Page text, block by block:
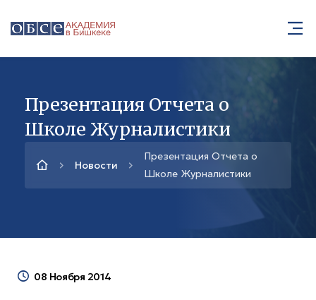
Презентация Отчета о
Школе Журналистики
Новости
Презентация Отчета о
Школе Журналистики
08 Ноября 2014